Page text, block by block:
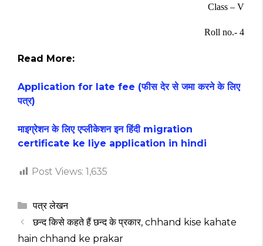
Class – V
Roll no.- 4
Read More:
Application for late fee (फीस देर से जमा करने के लिए
पत्र)
माइग्रेशन के लिए एप्लीकेशन इन हिंदी migration
certificate ke liye application in hindi
Post Views: 1,635
Categories
पत्र लेखन
छन्द किसे कहते हैं छन्द के प्रकार, chhand kise kahate
hain chhand ke prakar